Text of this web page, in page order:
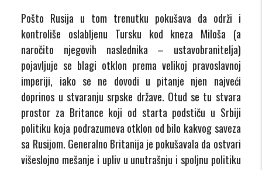
Pošto Rusija u tom trenutku pokušava da održi i
kontroliše oslabljenu Tursku kod kneza Miloša (a
naročito njegovih naslednika – ustavobranitelja)
pojavljuje se blagi otklon prema velikoj pravoslavnoj
imperiji, iako se ne dovodi u pitanje njen najveći
doprinos u stvaranju srpske države. Otud se tu stvara
prostor za Britance koji od starta podstiču u Srbiji
politiku koja podrazumeva otklon od bilo kakvog saveza
sa Rusijom. Generalno Britanija je pokušavala da ostvari
višeslojno mešanje i upliv u unutrašnju i spoljnu politiku